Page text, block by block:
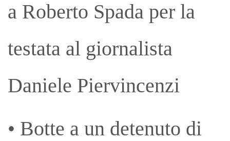
a Roberto Spada per la
testata al giornalista
Daniele Piervincenzi
• Botte a un detenuto di